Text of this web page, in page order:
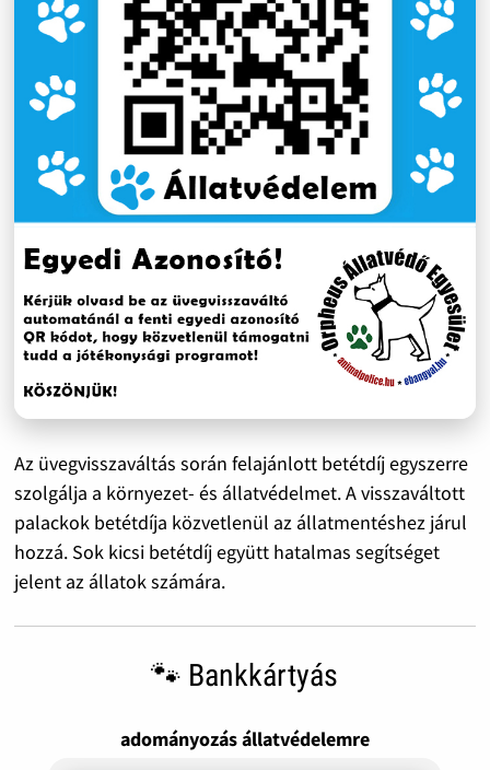
Az üvegvisszaváltás során felajánlott betétdíj egyszerre
szolgálja a környezet- és állatvédelmet. A visszaváltott
palackok betétdíja közvetlenül az állatmentéshez járul
hozzá. Sok kicsi betétdíj együtt hatalmas segítséget
jelent az állatok számára.
🐾 Bankkártyás
adományozás állatvédelemre